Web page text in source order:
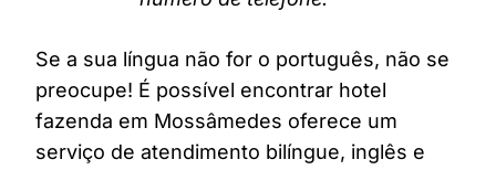
Se a sua língua não for o português, não se
preocupe! É possível encontrar hotel
fazenda em Mossâmedes oferece um
serviço de atendimento bilíngue, inglês e